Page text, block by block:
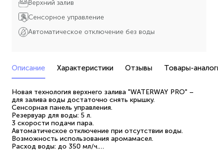
Верхний залив
Сенсорное управление
Автоматическое отключение без воды
Описание Характеристики Отзывы Товары-
Новая технология верхнего залива "WATERWAY PRO" –
для залива воды достаточно снять крышку.
Сенсорная панель управления.
Резервуар для воды: 5 л.
3 скорости подачи пара.
Автоматическое отключение при отсутствии воды.
Возможность использования аромамасел.
Расход воды: до 350 мл/ч.